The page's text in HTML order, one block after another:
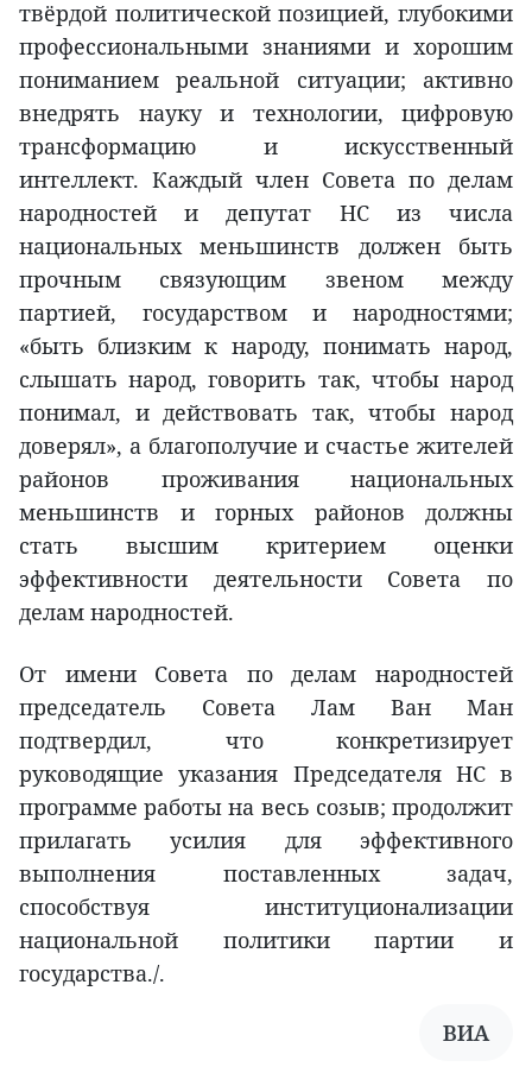
твёрдой политической позицией, глубокими
профессиональными знаниями и хорошим
пониманием реальной ситуации; активно
внедрять науку и технологии, цифровую
трансформацию и искусственный
интеллект. Каждый член Совета по делам
народностей и депутат НС из числа
национальных меньшинств должен быть
прочным связующим звеном между
партией, государством и народностями;
«быть близким к народу, понимать народ,
слышать народ, говорить так, чтобы народ
понимал, и действовать так, чтобы народ
доверял», а благополучие и счастье жителей
районов проживания национальных
меньшинств и горных районов должны
стать высшим критерием оценки
эффективности деятельности Совета по
делам народностей.
От имени Совета по делам народностей
председатель Совета Лам Ван Ман
подтвердил, что конкретизирует
руководящие указания Председателя НС в
программе работы на весь созыв; продолжит
прилагать усилия для эффективного
выполнения поставленных задач,
способствуя институционализации
национальной политики партии и
государства./.
ВИА